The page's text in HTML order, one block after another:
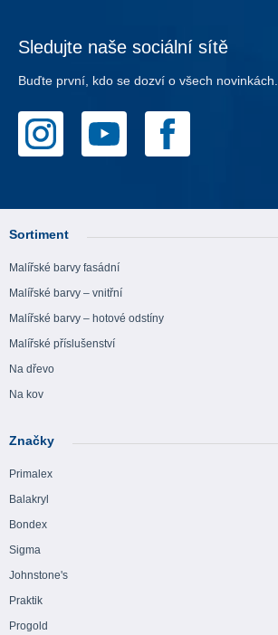
Sledujte naše sociální sítě
Buďte první, kdo se dozví o všech novinkách.
Sortiment
Malířské barvy fasádní
Malířské barvy – vnitřní
Malířské barvy – hotové odstíny
Malířské příslušenství
Na dřevo
Na kov
Značky
Primalex
Balakryl
Bondex
Sigma
Johnstone's
Praktik
Progold